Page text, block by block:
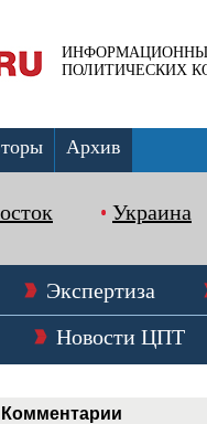
ПОЛИТИЧЕСКИХ
Архив
Украина
Экспертиза
Новости ЦПТ
Комментарии